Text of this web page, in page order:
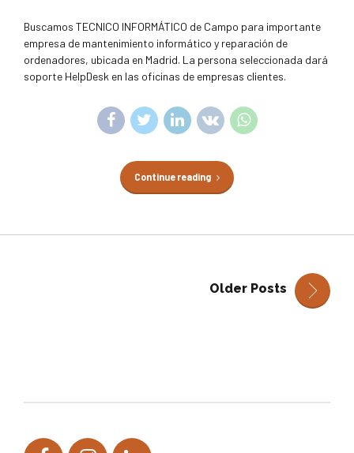
Buscamos TECNICO INFORMÁTICO de Campo para importante
empresa de mantenimiento informático y reparación de
ordenadores, ubicada en Madrid. La persona seleccionada dará
soporte HelpDesk en las oficinas de empresas clientes.
Continue reading
Older Posts